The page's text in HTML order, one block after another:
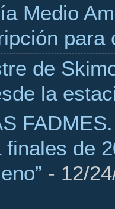
Medio
para
de
la
finales de
- 12/